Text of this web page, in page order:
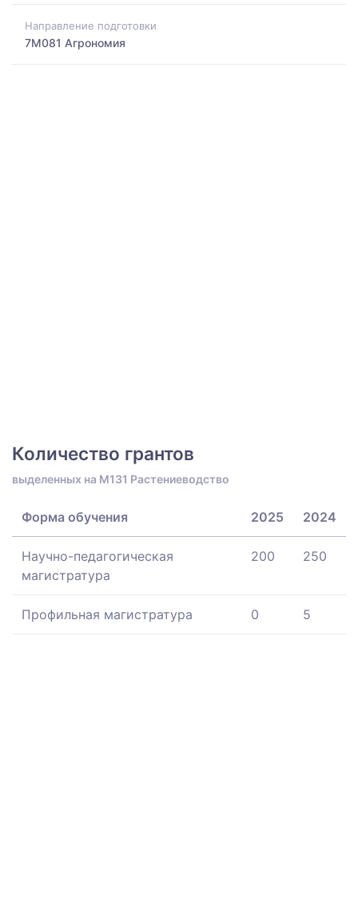
Направление подготовки
7M081 Агрономия
Количество грантов
выделенных на M131 Растениеводство
Форма обучения 2025 2024
Научно-педагогическая
магистратура
200 250
Профильная магистратура 0 5